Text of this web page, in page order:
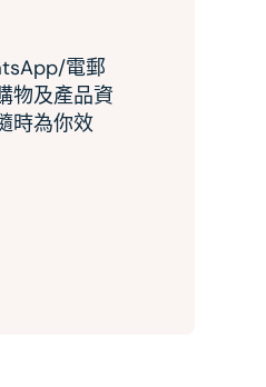
電郵
物及產品資
時為你效